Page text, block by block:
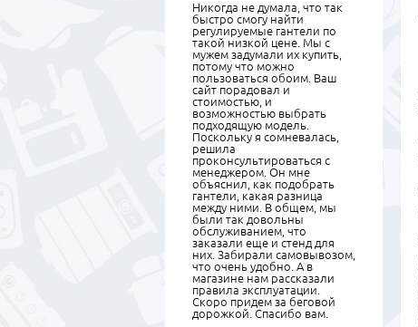
Никогда не думала, что так
быстро смогу найти
регулируемые гантели по
такой низкой цене. Мы с
мужем задумали их купить,
потому что можно
пользоваться обоим. Ваш
сайт порадовал и
стоимостью, и
возможностью выбрать
подходящую модель.
Поскольку я сомневалась,
решила
проконсультироваться с
менеджером. Он мне
объяснил, как подобрать
гантели, какая разница
между ними. В общем, мы
были так довольны
обслуживанием, что
заказали еще и стенд для
них. Забирали самовывозом,
что очень удобно. А в
магазине нам рассказали
правила эксплуатации.
Скоро придем за беговой
дорожкой. Спасибо вам.